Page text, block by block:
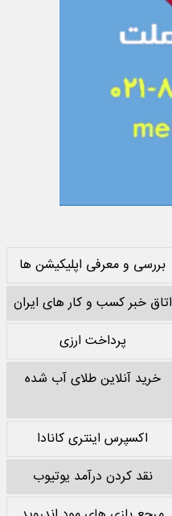
بررسی و معرفی اپلیکیشن ها
اتاق خبر کسب و کار های ایران
پرداخت ارزی
خرید آنلاین طلای آب شده
اکسپرس اینتری کانادا
نقد کردن درآمد یوتیوب